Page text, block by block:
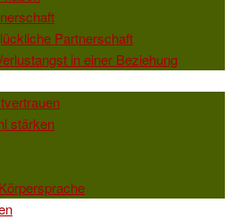
Partnerschaft
in einer Beziehung
stärken